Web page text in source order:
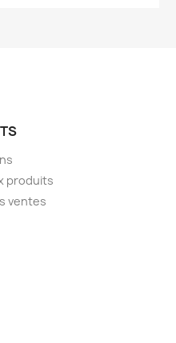
produits
ventes